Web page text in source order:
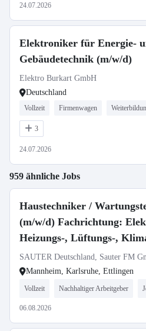
24.07.2026
Elektroniker für Energie-
Gebäudetechnik (m/w/d)
Elektro Burkart GmbH
Deutschland
Vollzeit Firmenwagen
3
24.07.2026
959 ähnliche Jobs
Haustechniker /
(m/w/d) Fachrichtung:
Heizungs-, Lüftungs-,
Sanitärtechnik
SAUTER Deutschland, Sauter FM
Mannheim, Karlsruhe, Ettlingen
Vollzeit Nachhaltiger Arbeitgeber
06.08.2026